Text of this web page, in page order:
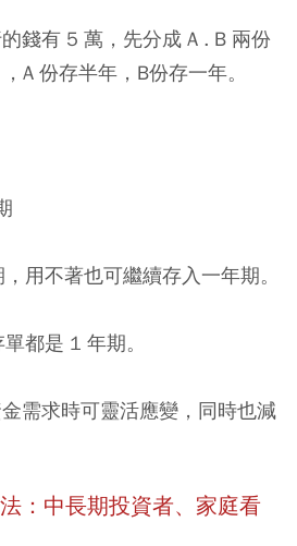
錢有 5 萬，先分成 A . B 兩份
A 份存半年，B份存一年。
用不著也可繼續存入一年期。
都是 1 年期。
需求時可靈活應變，同時也減
：中長期投資者、家庭看